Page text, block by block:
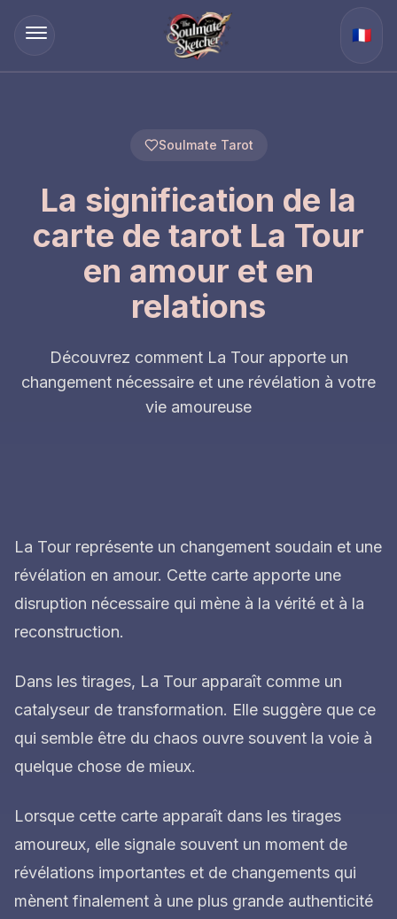
🇫🇷
Soulmate Tarot
La signification de la
carte de tarot La Tour
en amour et en
relations
Découvrez comment La Tour apporte un
changement nécessaire et une révélation à votre
vie amoureuse
La Tour représente un changement soudain et une
révélation en amour. Cette carte apporte une
disruption nécessaire qui mène à la vérité et à la
reconstruction.
Dans les tirages, La Tour apparaît comme un
catalyseur de transformation. Elle suggère que ce
qui semble être du chaos ouvre souvent la voie à
quelque chose de mieux.
Lorsque cette carte apparaît dans les tirages
amoureux, elle signale souvent un moment de
révélations importantes et de changements qui
mènent finalement à une plus grande authenticité